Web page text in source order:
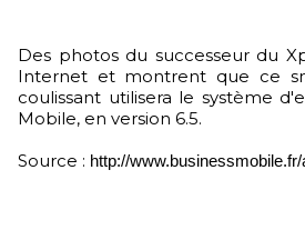
Des photos du successeur du Xperia X1 circulent sur
Internet et montrent que ce
coulissant utilisera le système
Mobile, en version 6.5.
Source : http://